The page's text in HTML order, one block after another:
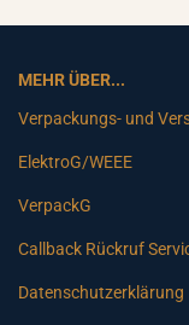
MEHR ÜBER...
Verpackungs- und
ElektroG/WEEE
VerpackG
Callback Rückruf
Datenschutzerklärung